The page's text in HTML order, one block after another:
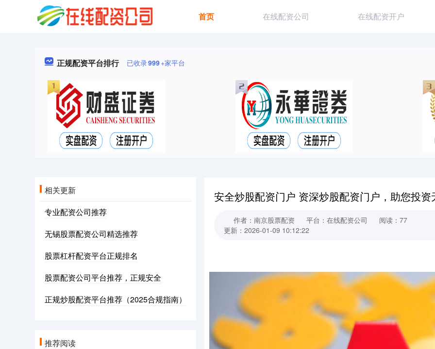
首页 在线配资公司 在线配资开户
正规配资平台排行 已收录999+家平台
安全炒股配资门户 资深炒股配资门户，助您投资
作者：南京股票配资 平台：在线配资公司
阅读：77
更新：2026-01-09 10:12:22
相关更新
专业配资公司推荐
无锡股票配资公司精选推荐
股票杠杆配资平台正规排名
股票配资公司平台推荐，正规安全
正规炒股配资平台推荐（2025合规指南）
推荐阅读